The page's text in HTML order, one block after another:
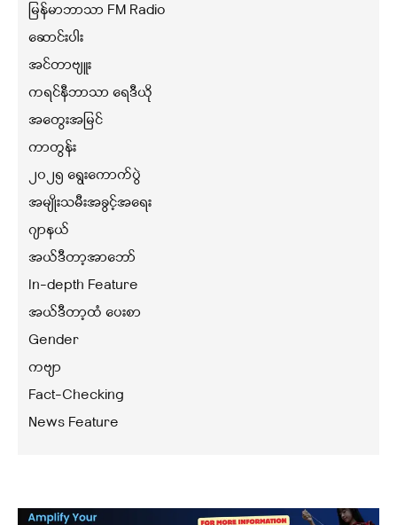
မြန်မာဘာသာ FM Radio
ဆောင်းပါး
အင်တာဗျူး
ကရင်နီဘာသာ ရေဒီယို
အတွေးအမြင်
ကာတွန်း
၂၀၂၅ ရွေးကောက်ပွဲ
အမျိုးသမီးအခွင့်အရေး
ဂျာနယ်
အယ်ဒီတာ့အာဘော်
In-depth Feature
အယ်ဒီတာ့ထံ ပေးစာ
Gender
ကဗျာ
Fact-Checking
News Feature